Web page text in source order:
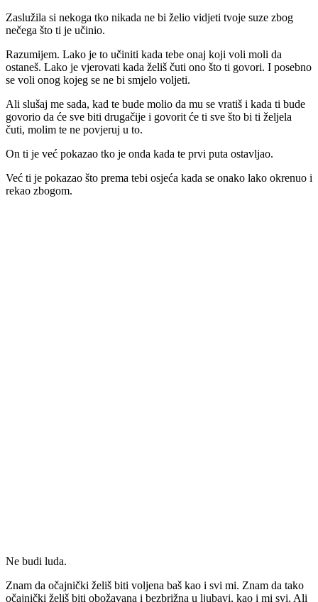
Zaslužila si nekoga tko nikada ne bi želio vidjeti tvoje suze zbog
nečega što ti je učinio.
Razumijem. Lako je to učiniti kada tebe onaj koji voli moli da
ostaneš. Lako je vjerovati kada želiš čuti ono što ti govori. I posebno
se voli onog kojeg se ne bi smjelo voljeti.
Ali slušaj me sada, kad te bude molio da mu se vratiš i kada ti bude
govorio da će sve biti drugačije i govorit će ti sve što bi ti željela
čuti, molim te ne povjeruj u to.
On ti je već pokazao tko je onda kada te prvi puta ostavljao.
Već ti je pokazao što prema tebi osjeća kada se onako lako okrenuo i
rekao zbogom.
Ne budi luda.
Znam da očajnički želiš biti voljena baš kao i svi mi. Znam da tako
očajnički želiš biti obožavana i bezbrižna u ljubavi, kao i mi svi. Ali